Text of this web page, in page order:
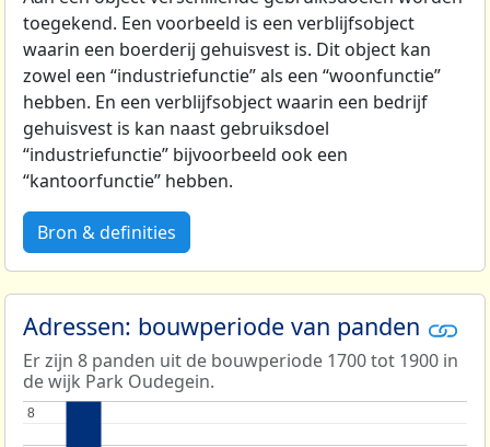
toegekend. Een voorbeeld is een verblijfsobject
waarin een boerderij gehuisvest is. Dit object kan
zowel een “industriefunctie” als een “woonfunctie”
hebben. En een verblijfsobject waarin een bedrijf
gehuisvest is kan naast gebruiksdoel
“industriefunctie” bijvoorbeeld ook een
“kantoorfunctie” hebben.
Bron & definities
Adressen: bouwperiode van panden
Er zijn 8 panden uit de bouwperiode 1700 tot 1900 in
de wijk Park Oudegein.
8
8